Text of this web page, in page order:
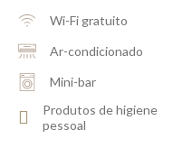
Wi-Fi gratuito
Ar-condicionado
Mini-bar
Produtos de higiene
pessoal